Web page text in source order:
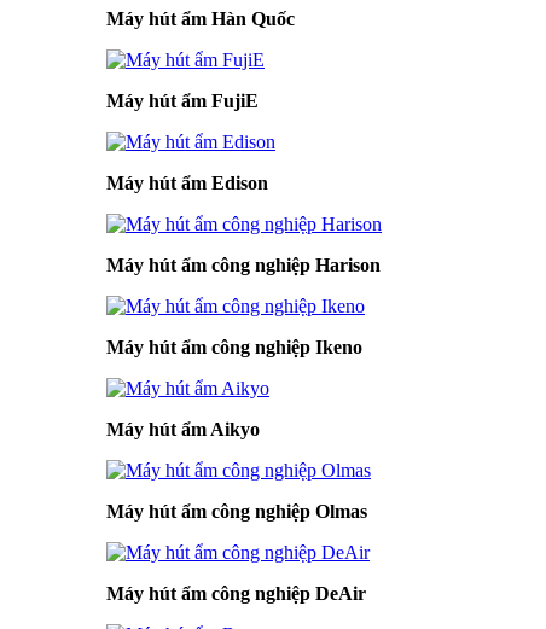
Máy hút ẩm Hàn Quốc
Máy hút ẩm FujiE
Máy hút ẩm Edison
Máy hút ẩm công nghiệp Harison
Máy hút ẩm công nghiệp Ikeno
Máy hút ẩm Aikyo
Máy hút ẩm công nghiệp Olmas
Máy hút ẩm công nghiệp DeAir